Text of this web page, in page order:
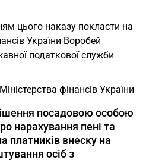
цього наказу покласти на
України Воробей
податкової служби
фінансів України
посадовою особою
нарахування пені та
платників внеску на
осіб з